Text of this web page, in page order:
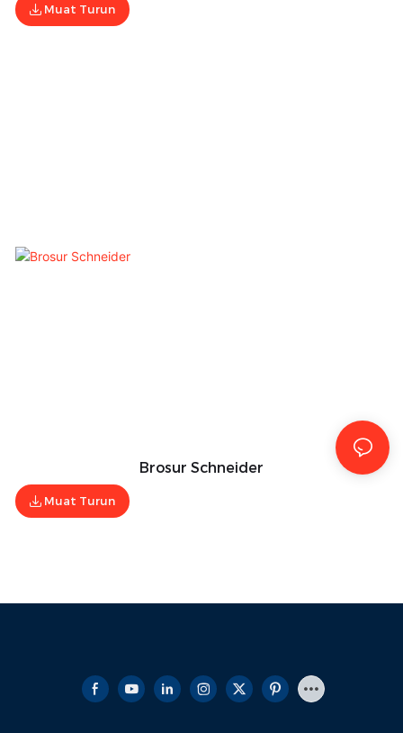
Muat Turun
Brosur Schneider
Muat Turun